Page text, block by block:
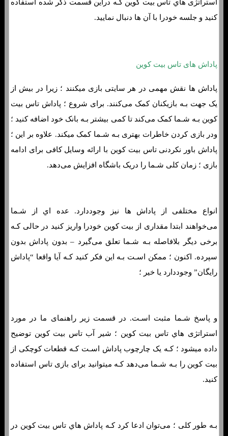
استراتژی هاي‌ تاس بیت کوین کـه دراین قسمت ذکر شده استفاده
کنید و جلسه خودرا با آن ها دنبال نمایید.
پاداش های تاس بیت کوین
پاداش ها نقش مهمی در هر سایتی بازی میکنند ؛ زیرا در بیش از
یک جهت بـه بازیکنان کمک می‌کنند. برای شروع ؛ پاداش تاس بیت
کوین بـه شـما کمک می‌کند تا کمی بیشتر بـه بانک خود اضافه کنید ؛
ودر بازی کردن خاطرات بهتری بـه شـما کمک میکند. علاوه بر این ؛
پاداش باور نکردنی تاس بیت کوین با ارائه وسایل کافی برای ادامه
بازی ؛ زمان کلی شـما را دریک باشگاه افزایش می‌دهد.
انواع مختلفی از پاداش ها نیز وجوددارد. عده اي از شـما
می‌خواهند ابتدا مقداری از بیت کوین خودرا واریز کنید در حالی کـه
برخی دیگر بلافاصله بـه شـما تعلق می‌گیرد – بدون پاداش بدون
سپرده. اکنون ؛ ممکن اسـت بـه این فکر کنید کـه آیا واقعا “پاداش
رایگان” وجوددارد یا خیر ؛
و پاسخ شـما مثبت اسـت. در قسمت زیر راهنمای ما در مورد
استراتژی هاي‌ تاس بیت کوین ؛ شیر آب تاس بیت کوین توضیح
داده میشود ؛ کـه یک چارچوب پاداش اسـت کـه قطعات کوچکی از
بیت کوین را بـه شـما می‌دهد کـه میتوانید برای بازی تاس استفاده
کنید.
بـه طور کلی ؛ می‌توان ادعا کرد کـه پاداش هاي‌ تاس بیت کوین در